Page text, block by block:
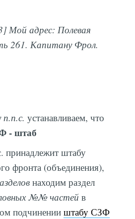
Мой адрес: Полевая
261. Капитану Фрол.
п.п.с. устанавливаем, что
- штаб
принадлежит штабу
фронта (объединения),
находим раздел
№№ частей в
подчиненииштабу СЗФ